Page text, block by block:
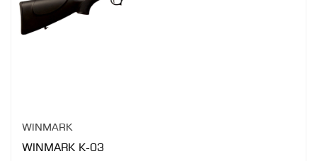
WINMARK
WINMARK K-03